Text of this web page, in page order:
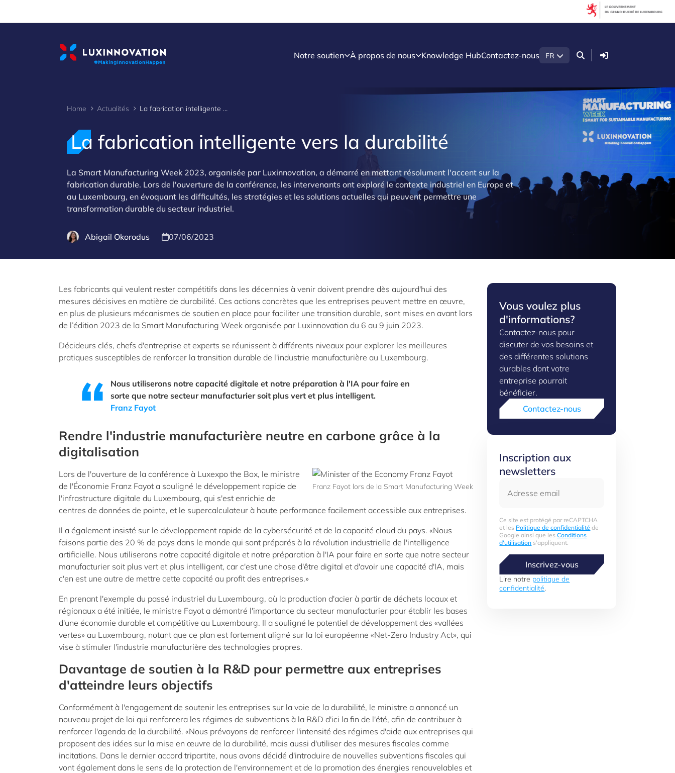
Notre soutien À propos de nous Knowledge HubContactez-nous FR Connexion
Home Actualités La fabrication intelligente vers la durabilité
La fabrication intelligente vers la durabilité
La Smart Manufacturing Week 2023, organisée par Luxinnovation, a démarré en mettant résolument l'accent sur la
fabrication durable. Lors de l'ouverture de la conférence, les intervenants ont exploré le contexte industriel en Europe et
au Luxembourg, en évoquant les difficultés, les stratégies et les solutions actuelles qui peuvent permettre une
transformation durable du secteur industriel.
Abigail Okorodus 07/06/2023
Les fabricants qui veulent rester compétitifs dans les décennies à venir doivent prendre dès aujourd'hui des
mesures décisives en matière de durabilité. Ces actions concrètes que les entreprises peuvent mettre en œuvre,
en plus de plusieurs mécanismes de soutien en place pour faciliter une transition durable, sont mises en avant lors
de l’édition 2023 de la Smart Manufacturing Week organisée par Luxinnovation du 6 au 9 juin 2023.
Décideurs clés, chefs d'entreprise et experts se réunissent à différents niveaux pour explorer les meilleures
pratiques susceptibles de renforcer la transition durable de l'industrie manufacturière au Luxembourg.
Nous utiliserons notre capacité digitale et notre préparation à l'IA pour faire en
sorte que notre secteur manufacturier soit plus vert et plus intelligent.
Franz Fayot
Rendre l'industrie manufacturière neutre en carbone grâce à la
digitalisation
Franz Fayot lors de la Smart Manufacturing Week
Lors de l'ouverture de la conférence à Luxexpo the Box, le ministre
de l'Économie Franz Fayot a souligné le développement rapide de
l'infrastructure digitale du Luxembourg, qui s'est enrichie de
centres de données de pointe, et le supercalculateur à haute performance facilement accessible aux entreprises.
Il a également insisté sur le développement rapide de la cybersécurité et de la capacité cloud du pays. «Nous
faisons partie des 20 % de pays dans le monde qui sont préparés à la révolution industrielle de l'intelligence
artificielle. Nous utiliserons notre capacité digitale et notre préparation à l'IA pour faire en sorte que notre secteur
manufacturier soit plus vert et plus intelligent, car c'est une chose d'être digital et d'avoir une capacité d'IA, mais
c'en est une autre de mettre cette capacité au profit des entreprises.»
En prenant l'exemple du passé industriel du Luxembourg, où la production d'acier à partir de déchets locaux et
régionaux a été initiée, le ministre Fayot a démontré l'importance du secteur manufacturier pour établir les bases
d'une économie durable et compétitive au Luxembourg. Il a souligné le potentiel de développement des «vallées
vertes» au Luxembourg, notant que ce plan est fortement aligné sur la loi européenne «Net-Zero Industry Act», qui
vise à stimuler l'industrie manufacturière des technologies propres.
Davantage de soutien à la R&D pour permettre aux entreprises
d'atteindre leurs objectifs
Conformément à l'engagement de soutenir les entreprises sur la voie de la durabilité, le ministre a annoncé un
nouveau projet de loi qui renforcera les régimes de subventions à la R&D d'ici la fin de l'été, afin de contribuer à
renforcer l'agenda de la durabilité. «Nous prévoyons de renforcer l'intensité des régimes d'aide aux entreprises qui
proposent des idées sur la mise en œuvre de la durabilité, mais aussi d'utiliser des mesures fiscales comme
incitations. Dans le dernier accord tripartite, nous avons décidé d'introduire de nouvelles subventions fiscales qui
vont également dans le sens de la protection de l'environnement et de la promotion des énergies renouvelables et
Vous voulez plus
d'informations?
Contactez-nous pour
discuter de vos besoins et
des différentes solutions
durables dont votre
entreprise pourrait
bénéficier.
Contactez-nous
Inscription aux
newsletters
Ce site est protégé par reCAPTCHA
et les Politique de confidentialité de
Google ainsi que lesConditions
d'utilisation s'appliquent.
Inscrivez-vous
Lire notre politique de
confidentialité.